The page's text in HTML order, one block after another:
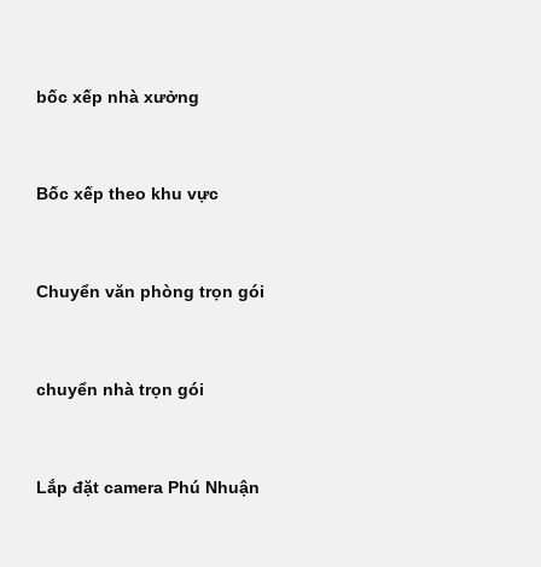
dungbốc xếp nhà xưởng
Bốc xếp theo khu vực
Chuyển văn phòng trọn gói
chuyển nhà trọn gói
Lắp đặt camera Phú Nhuận